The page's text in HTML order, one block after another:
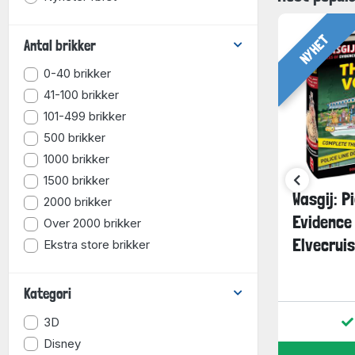
Antal brikker
0-40 brikker
41-100 brikker
101-499 brikker
500 brikker
1000 brikker
1500 brikker
2000 brikker
Over 2000 brikker
Ekstra store brikker
Kategori
3D
Disney
Art Puzzle
Cobble Hill
Trefl(250
Gibsons
Educa(198
Castorland
Alipson
Cherry
Jumbo
SunsOut
Heye(133
Anatolian
Larsen(101
Eeboo(90
Goki(46
Mystery 30: Bullseye!,
1000 brikker
NYHET
Wasgij: